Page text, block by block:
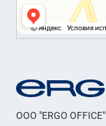
OOO "ERGO OFFICE"